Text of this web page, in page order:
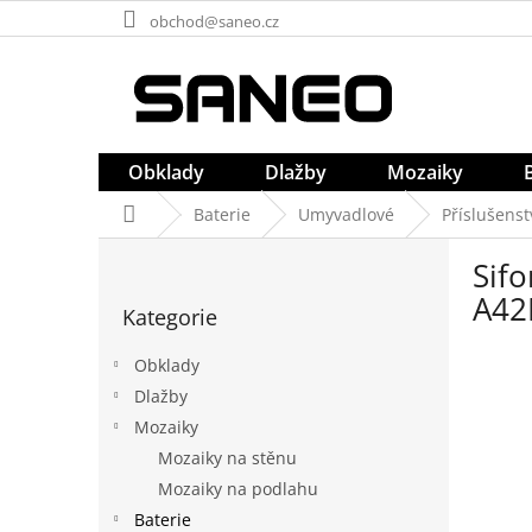
na
obchod@saneo.cz
Obklady Dlažby Mozaiky
Domů Baterie Umyvadlové
kategorie
Kategorie
Obklady
Dlažby
Mozaiky
Mozaiky na stěnu
Mozaiky na podlahu
Baterie